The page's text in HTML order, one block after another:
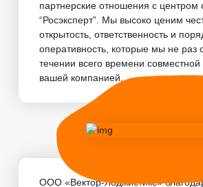
партнерские отношения с центром
“Росэксперт”. Мы высоко ценим
открытость, ответственность и
оперативность, которые мы не раз
течении всего времени
вашей компанией. ...
ООО «Вектор-Лоджистикс»